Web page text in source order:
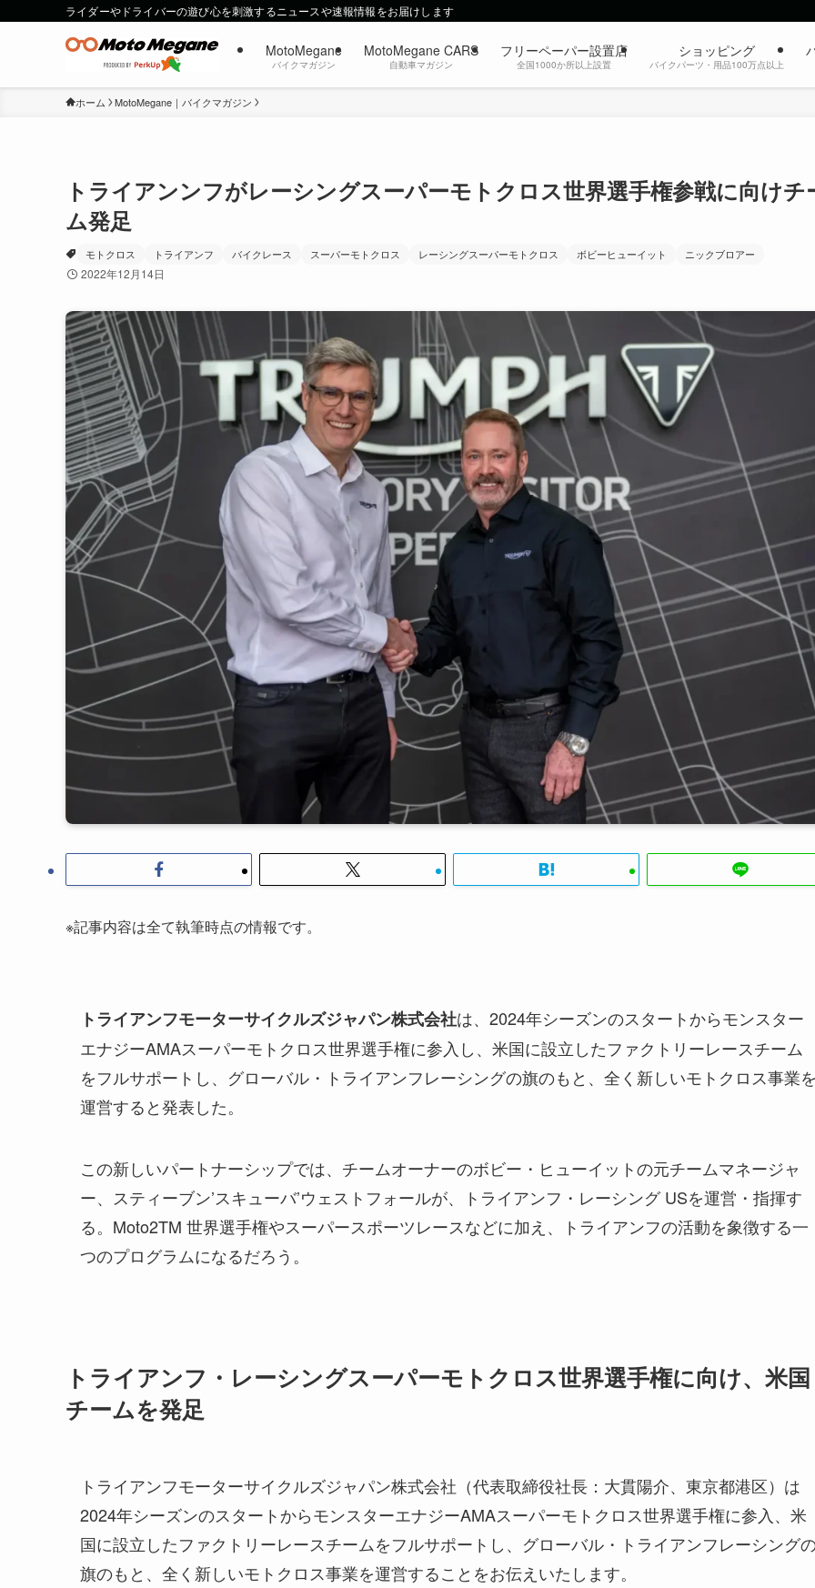
ライダーやドライバーの遊び心を刺激するニュースや速報情報をお届けします
MotoMegane
バイクマガジン
MotoMegane CARS
自動車マガジン
フリーペーパー設置店
全国1000か所以上設置
ショッピング
バイクパーツ・用品100万点以上
ホーム MotoMegane｜バイクマガジン
トライアンンフがレーシングスーパーモトクロス世界選手権参戦に向けチ
ム発足
モトクロス トライアンフ バイクレース スーパーモトクロス レーシングスーパーモトクロス ボビーヒューイット ニックブロアー
2022年12月14日
※記事内容は全て執筆時点の情報です。
トライアンフモーターサイクルズジャパン株式会社は、2024年シーズンのスタートからモンスター
エナジーAMAスーパーモトクロス世界選手権に参入し、米国に設立したファクトリーレースチーム
をフルサポートし、グローバル・トライアンフレーシングの旗のもと、全く新しいモトクロス事業
運営すると発表した。
この新しいパートナーシップでは、チームオーナーのボビー・ヒューイットの元チームマネージャ
ー、スティーブン’スキューバ’ウェストフォールが、トライアンフ・レーシング USを運営・指揮す
る。Moto2TM 世界選手権やスーパースポーツレースなどに加え、トライアンフの活動を象徴する一
つのプログラムになるだろう。
トライアンフ・レーシングスーパーモトクロス世界選手権に向け、米国
チームを発足
トライアンフモーターサイクルズジャパン株式会社（代表取締役社長：大貫陽介、東京都港区）は
2024年シーズンのスタートからモンスターエナジーAMAスーパーモトクロス世界選手権に参入、米
国に設立したファクトリーレースチームをフルサポートし、グローバル・トライアンフレーシング
旗のもと、全く新しいモトクロス事業を運営することをお伝えいたします。